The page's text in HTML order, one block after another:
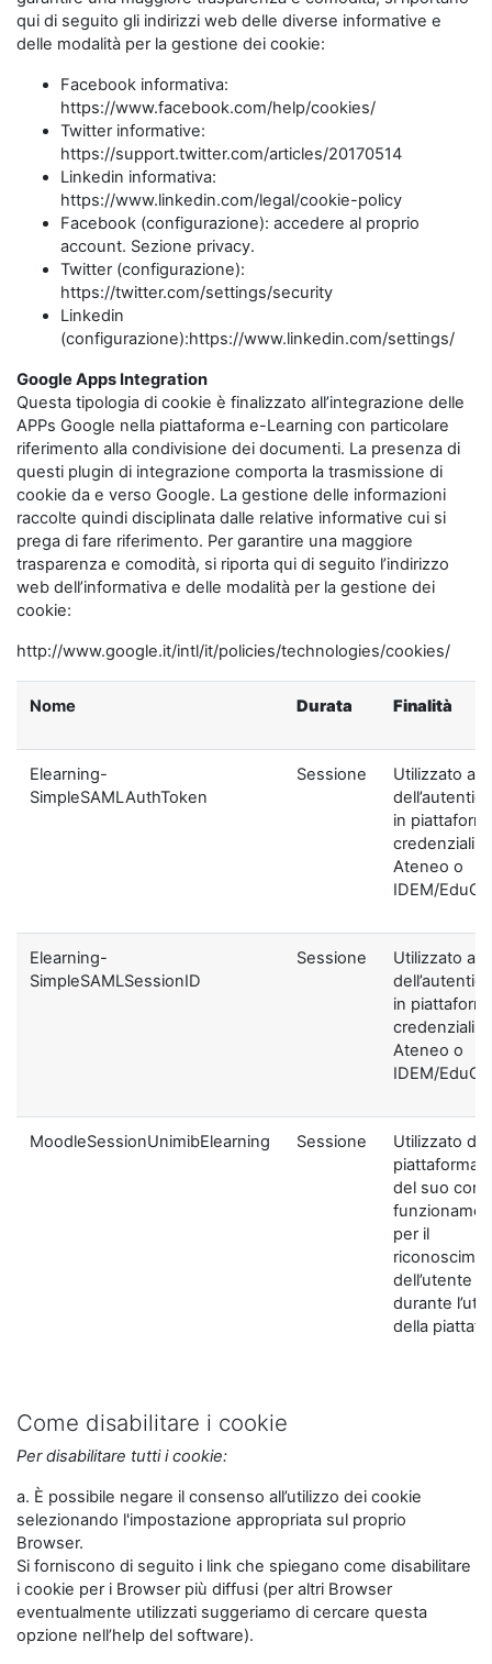
qui di seguito gli indirizzi web delle diverse informative e
delle modalità per la gestione dei cookie:
Facebook informativa:
https://www.facebook.com/help/cookies/
Twitter informative:
https://support.twitter.com/articles/20170514
Linkedin informativa:
https://www.linkedin.com/legal/cookie-policy
Facebook (configurazione): accedere al proprio
account. Sezione privacy.
Twitter (configurazione):
https://twitter.com/settings/security
Linkedin
(configurazione):https://www.linkedin.com/settings/
Google Apps Integration
Questa tipologia di cookie è finalizzato all’integrazione delle
APPs Google nella piattaforma e-Learning con particolare
riferimento alla condivisione dei documenti. La presenza di
questi plugin di integrazione comporta la trasmissione di
cookie da e verso Google. La gestione delle informazioni
raccolte quindi disciplinata dalle relative informative cui si
prega di fare riferimento. Per garantire una maggiore
trasparenza e comodità, si riporta qui di seguito l’indirizzo
web dell’informativa e delle modalità per la gestione dei
cookie:
http://www.google.it/intl/it/policies/technologies/cookies/
Nome Durata Finalità
Elearning-
SimpleSAMLAuthToken
Sessione
Utilizzato ai
in
credenziali di
Ateneo o
IDEM/
Elearning-
SimpleSAMLSessionID
Sessione
Utilizzato ai
in
credenziali di
Ateneo o
IDEM/
MoodleSessionUnimibElearning Sessione
Utilizzato
piattaforma
del suo
per il
dell’utente
durante
della
Come disabilitare i cookie
Per disabilitare tutti i cookie:
a. È possibile negare il consenso all’utilizzo dei cookie
selezionando l'impostazione appropriata sul proprio
Browser.
Si forniscono di seguito i link che spiegano come disabilitare
i cookie per i Browser più diffusi (per altri Browser
eventualmente utilizzati suggeriamo di cercare questa
opzione nell’help del software).